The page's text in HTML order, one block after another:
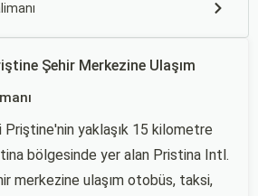
Şehir Merkezine Ulaşım
Priştine'nin yaklaşık 15 kilometre
bölgesinde yer alan Pristina Intl.
merkezine ulaşım otobüs, taksi,